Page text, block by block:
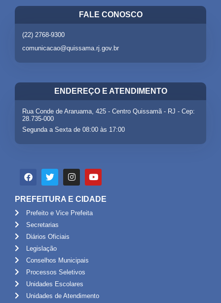
FALE CONOSCO
(22) 2768-9300
comunicacao@quissama.rj.gov.br
ENDEREÇO E ATENDIMENTO
Rua Conde de Araruama, 425 - Centro Quissamã - RJ - Cep:
28.735-000
Segunda a Sexta de 08:00 às 17:00
PREFEITURA E CIDADE
Prefeito e Vice Prefeita
Secretarias
Diários Oficiais
Legislação
Conselhos Municipais
Processos Seletivos
Unidades Escolares
Unidades de Atendimento